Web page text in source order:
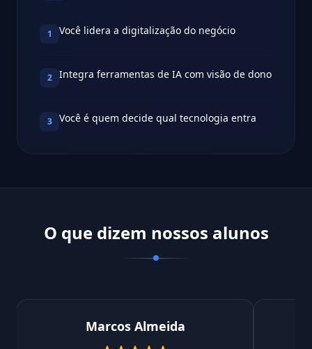
1 Você lidera a digitalização do negócio
2 Integra ferramentas de IA com visão de dono
3 Você é quem decide qual tecnologia entra
O que dizem nossos alunos
Marcos Almeida